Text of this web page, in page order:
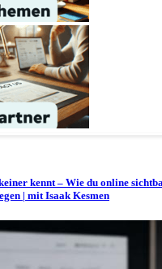
kennt – Wie du online
| mit Isaak Kesmen